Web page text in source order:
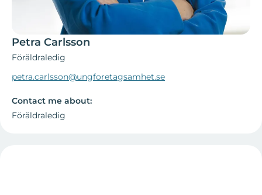
Petra Carlsson
Föräldraledig
petra.carlsson@ungforetagsamhet.se
Contact me about:
Föräldraledig